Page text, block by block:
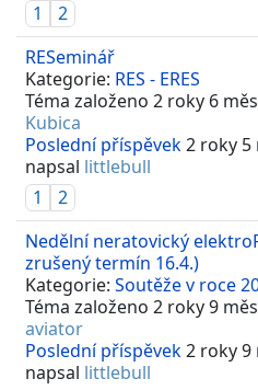
1
2
RESeminář
Kategorie: RES - ERES
Téma založeno 2 roky 6
Kubica
Poslední příspěvek2 roky 5
napsal littlebull
1
2
Nedělní neratovický
zrušený termín 16.4.)
Kategorie: Soutěže v roce
Téma založeno 2 roky 9
aviator
Poslední příspěvek2 roky 9
napsal littlebull